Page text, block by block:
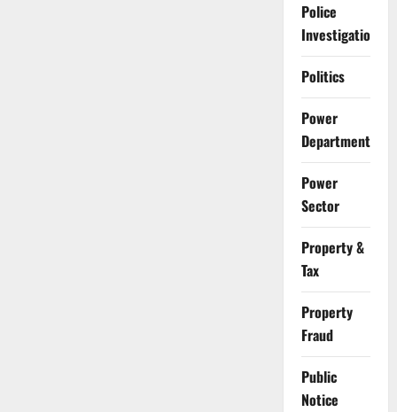
Police
Investigation
Politics
Power
Department
Power
Sector
Property &
Tax
Property
Fraud
Public
Notice